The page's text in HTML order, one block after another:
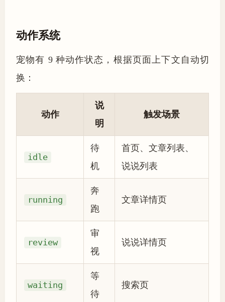
动作系统
宠物有 9 种动作状态，根据页面上下文自动切
换：
动作
说
明
触发场景
idle
待
机
首页、文章列表、
说说列表
running
奔
跑
文章详情页
review
审
视
说说详情页
waiting
等
待
搜索页